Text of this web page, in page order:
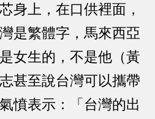
身上，在口供裡面，
是繁體字，馬來西亞
女生的，不是他（黃
甚至說台灣可以攜帶
憤表示：「台灣的出